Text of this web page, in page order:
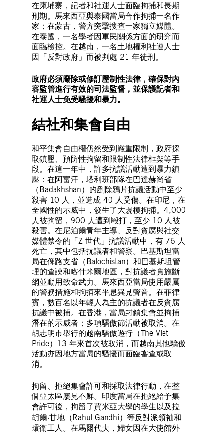
在柬埔寨，記者和社運人士面臨拘捕和長期
刑期。馬來西亞與泰國當局合作拘捕一名作
家；在蒙古，警方突擊搜查一家獨立媒體。
在泰國，一名學者因軍民關係方面的研究而
面臨檢控。在越南，一名土地權利社運人士
因「反對政府」而被判處 21 年徒刑。
政府必須廢除或修訂壓制性法律，確保對內
容監管進行有效的司法監督，並保護記者和
社運人士免受騷擾和暴力。
結社和集會自由
和平集會自由權仍然受到嚴重限制，政府採
取鎮壓、預防性拘留和限制性法律框架等手
段。在這一年中，許多抗議活動遭到暴力鎮
壓：在阿富汗，塔利班部隊在巴達赫尚省
（Badakhshan）的剷除鴉片抗議活動中至少
殺害 10 人，並造成 40 人受傷。在印尼，在
全國性的示威中，發生了大規模拘捕。4,000
人被拘留，900 人遭到毆打，至少 10 人被
殺害。在尼泊爾青年主導、反對貪腐與社交
媒體禁令的「Z 世代」抗議活動中，有 76 人
死亡，其中包括抗議者和警察。巴基斯坦當
局在俾路支省（Balochistan）和巴基斯坦管
理的查謨和喀什米爾地區，對抗議者實施斷
網並動用致命武力。馬來西亞當局使用嚴厲
的警務措施和拘捕來平息異見聲音。在菲律
賓，數百名以年輕人為主的抗議者在反貪腐
抗議中被捕。在香港，當局封鎖集會並拘捕
潛在的示威者；多項驕傲節活動被取消。在
胡志明市舉行的越南驕傲遊行（The Viet
Pride）13 年來首次被取消，而越南其他驕傲
活動亦因地方當局的騷擾而面臨審查或取
消。
拘留、拒絕集會許可和採取法律行動，在整
個亞太區屢見不鮮。印度當局在拒絕給予集
會許可後，拘留了賈米亞大學的學生以及拉
胡爾‧甘地（Rahul Gandhi）等反對派領袖和
環衛工人。在馬爾代夫，婦女因在大使館外